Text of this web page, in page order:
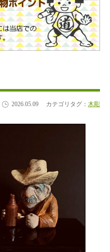
2026.05.09 カテゴリタグ： 木彫